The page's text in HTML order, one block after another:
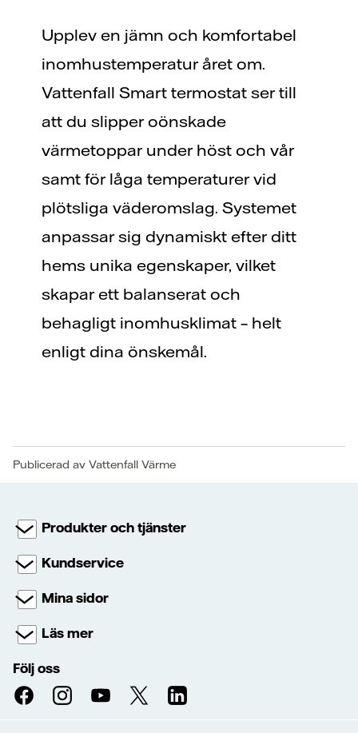
Upplev en jämn och komfortabel
inomhustemperatur året om.
Vattenfall Smart termostat ser till
att du slipper oönskade
värmetoppar under höst och vår
samt för låga temperaturer vid
plötsliga väderomslag. Systemet
anpassar sig dynamiskt efter ditt
hems unika egenskaper, vilket
skapar ett balanserat och
behagligt inomhusklimat – helt
enligt dina önskemål.
Publicerad av Vattenfall Värme
Produkter och tjänster
Kundservice
Mina sidor
Läs mer
Följ oss